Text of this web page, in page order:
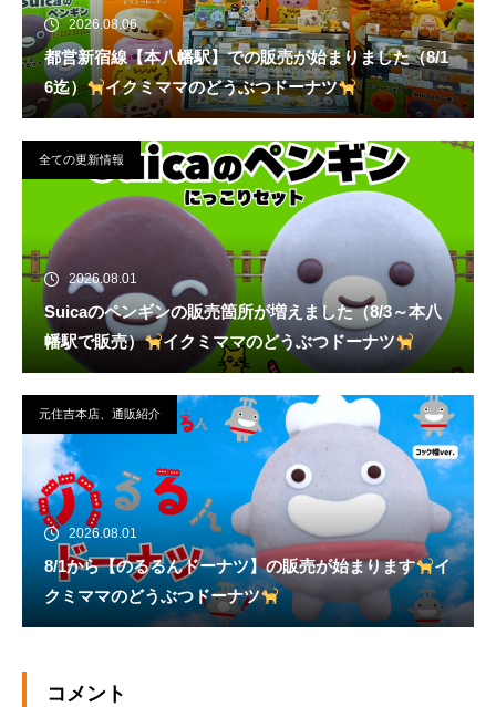
2026.08.06
都営新宿線【本八幡駅】での販売が始まりました（8/1
6迄）
イクミママのどうぶつドーナツ
全ての更新情報
2026.08.01
Suicaのペンギンの販売箇所が増えました（8/3～本八
幡駅で販売）
イクミママのどうぶつドーナツ
元住吉本店、通販紹介
2026.08.01
8/1から【のるるんドーナツ】の販売が始まります
イ
クミママのどうぶつドーナツ
コメント